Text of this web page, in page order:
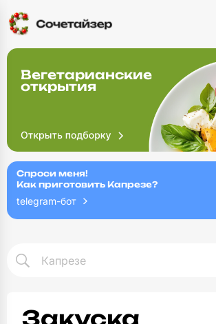
Вегетарианские
открытия
Спроси меня!
Как приготовить Капрезе?
telegram-бот
Закуска